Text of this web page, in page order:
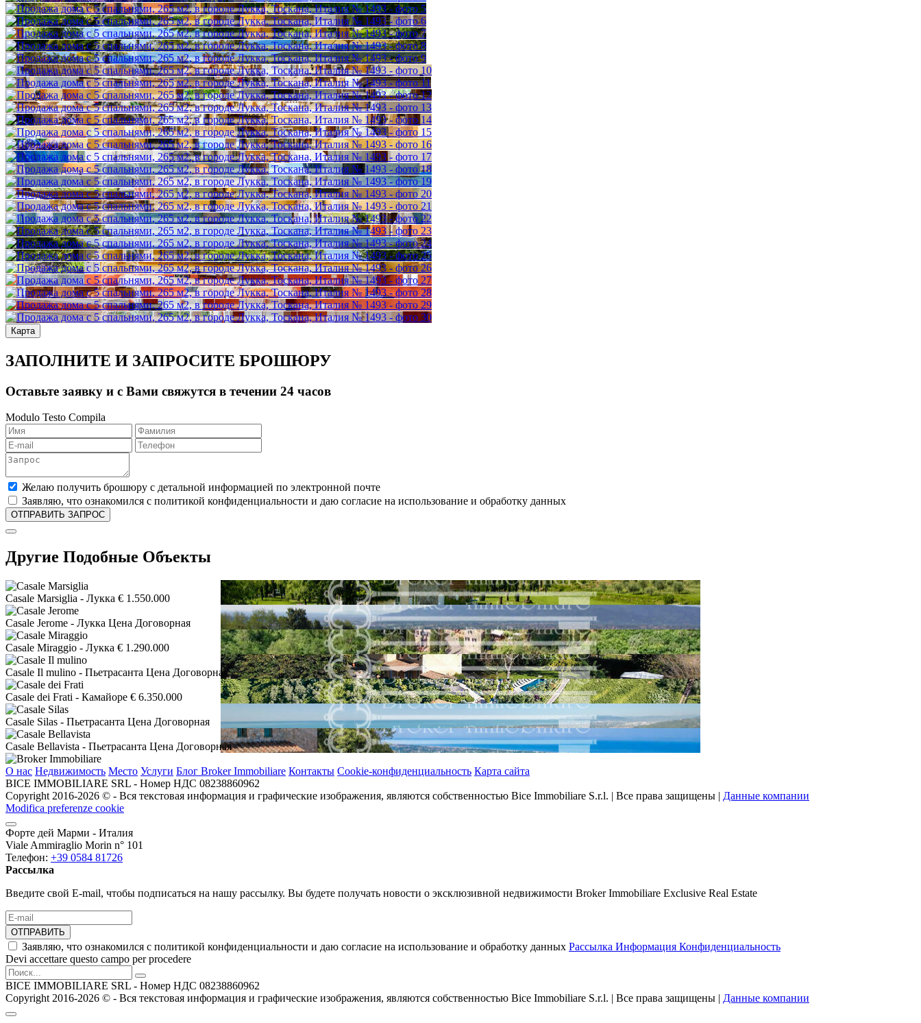
Карта
ЗАПОЛНИТЕ И ЗАПРОСИТЕ БРОШЮРУ
Оставьте заявку и с Вами свяжутся в течении 24 часов
Modulo Testo Compila
Желаю получить брошюру с детальной информацией по электронной почте
Заявляю, что ознакомился с политикой конфиденциальности и даю согласие на использование и обработку данных
Другие Подобные Объекты
Casale Marsiglia - Лукка € 1.550.000
Casale Jerome - Лукка Цена Договорная
Casale Miraggio - Лукка € 1.290.000
Casale Il mulino - Пьетрасанта Цена Договорная
Casale dei Frati - Камайоре € 6.350.000
Casale Silas - Пьетрасанта Цена Договорная
Casale Bellavista - Пьетрасанта Цена Договорная
О нас Недвижимость Место Услуги Блог Broker Immobiliare Контакты Cookie-конфиденциальность Карта сайта
BICE IMMOBILIARE SRL - Номер НДС 08238860962
Copyright 2016-2026 ©️ - Вся текстовая информация и графические изображения, являются собственностью Bice Immobiliare S.r.l. | Все права защищены | Данные компании
Modifica preferenze cookie
Форте дей Марми - Италия
Viale Ammiraglio Morin n° 101
Телефон: +39 0584 81726
Рассылка
Введите свой E-mail, чтобы подписаться на нашу рассылку. Вы будете получать новости о эксклюзивной недвижимости Broker Immobiliare Exclusive Real Estate
ОТПРАВИТЬ
Заявляю, что ознакомился с политикой конфиденциальности и даю согласие на использование и обработку данных Рассылка Информация Конфиденциальность
Devi accettare questo campo per procedere
BICE IMMOBILIARE SRL - Номер НДС 08238860962
Copyright 2016-2026 ©️ - Вся текстовая информация и графические изображения, являются собственностью Bice Immobiliare S.r.l. | Все права защищены | Данные компании